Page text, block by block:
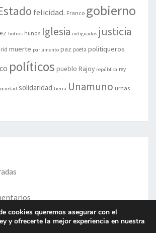
felicidad. Franco gobierno
hotros hunos Iglesia indignados justicia
muerte parlamento paz poeta politiqueros
políticos pueblo Rajoy república rey
solidaridad tierra Unamuno urnas
cookies queremos asegurar con el
y ofrecerte la mejor experiencia en nuestra